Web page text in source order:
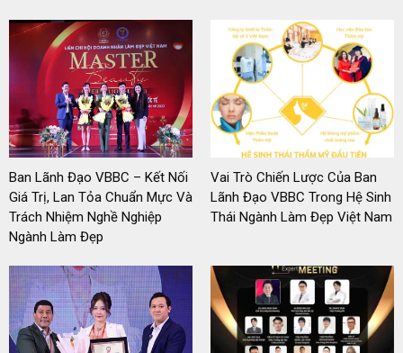
Ban Lãnh Đạo VBBC – Kết Nối
Giá Trị, Lan Tỏa Chuẩn Mực Và
Trách Nhiệm Nghề Nghiệp
Ngành Làm Đẹp
Vai Trò Chiến Lược Của Ban
Lãnh Đạo VBBC Trong Hệ Sinh
Thái Ngành Làm Đẹp Việt Nam